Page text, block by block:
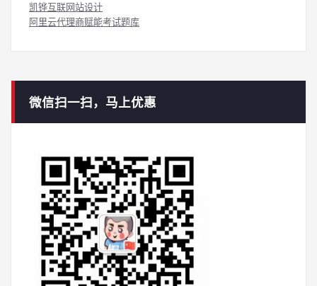
凯铧互联网站设计
阿里云代理商赋能考试题库
微信扫一扫，马上优惠